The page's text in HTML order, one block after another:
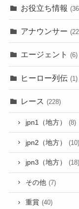
お役立ち情報
アナウンサー
エージェント (6)
ヒーロー列伝 (1)
レース (228)
jpn1（地方） (8)
jpn2（地方） (10)
jpn3（地方） (18)
その他 (7)
重賞 (40)